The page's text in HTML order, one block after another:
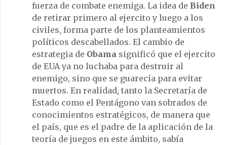
fuerza de combate enemiga. La idea de Biden
de retirar primero al ejercito y luego a los
civiles, forma parte de los planteamientos
políticos descabellados. El cambio de
estrategia de Obama significó que el ejercito
de EUA ya no luchaba para destruir al
enemigo, sino que se guarecía para evitar
muertos. En realidad, tanto la Secretaría de
Estado como el Pentágono van sobrados de
conocimientos estratégicos, de manera que
el país, que es el padre de la aplicación de la
teoría de juegos en este ámbito, sabía